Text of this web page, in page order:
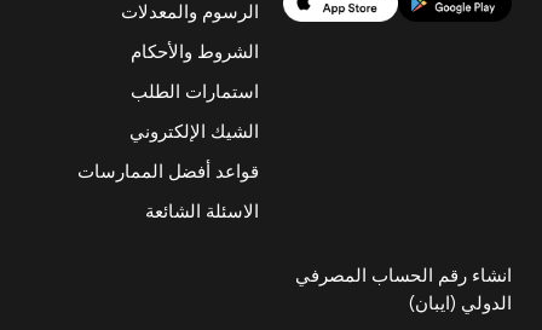
الرسوم والمعدلات
الشروط والأحكام
استمارات الطلب
الشيك الإلكتروني
قواعد أفضل الممارسات
الاسئلة الشائعة
انشاء رقم الحساب المصرفي
الدولي (ايبان)